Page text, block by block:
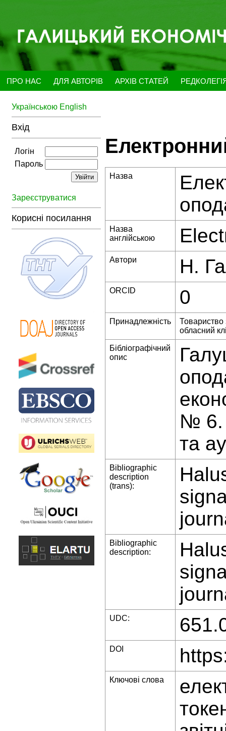
ПРО НАС ДЛЯ АВТОРІВ АРХІВ СТАТЕЙ
Українською English
Вхід
Логін
Пароль
Зареєструватися
Корисні посилання
Назва
Назва
англійською
Автори Н.
ORCID 0
Принадлежність
Товариство
обласний
Бібліографічний
опис
№ 6.
та
Bibliographic
description
(trans):
Bibliographic
description:
UDC:
DOI
Ключові слова